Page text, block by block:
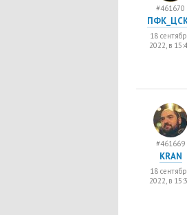
#461670
18
2022, в
#461669
KRAN
18
2022, в